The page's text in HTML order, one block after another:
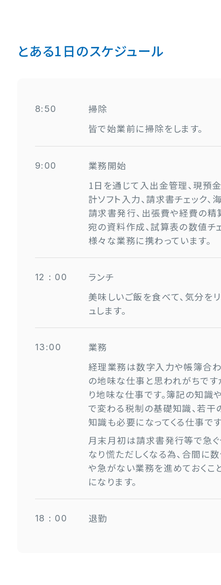
とある1日のスケジュール
8:50
掃除
皆で始業前に掃除をします。
9:00
業務開始
1日を通じて入出金管理、現預
計ソフト入力、請求書チェック、
請求書発行、出張費や経費の精
宛の資料作成、試算表の数値チ
様々な業務に携わっています。
12：00
ランチ
美味しいご飯を食べて、気分を
ュします。
13:00
業務
経理業務は数字入力や帳簿合
の地味な仕事と思われがちです
り地味な仕事です。簿記の知識
で変わる税制の基礎知識、若干
知識も必要になってくる仕事です
月末月初は請求書発行等で急
なり慌ただしくなる為、合間に
や急がない業務を進めておくこ
になります。
18：00 退勤